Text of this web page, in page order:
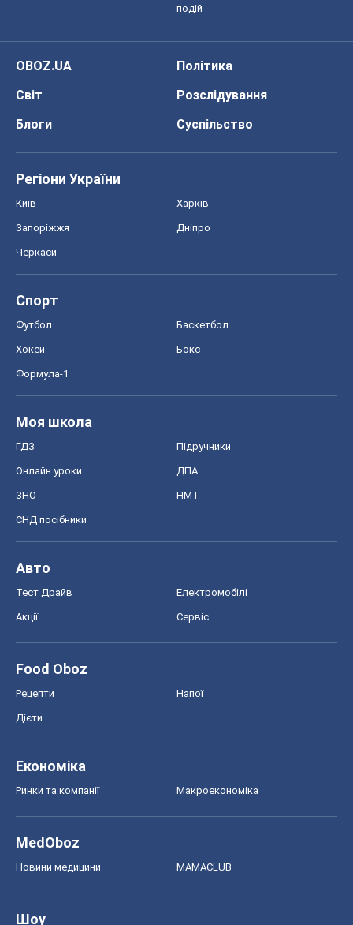
подій
OBOZ.UA
Політика
Світ
Розслідування
Блоги
Суспільство
Регіони України
Київ Харків
Запоріжжя Дніпро
Черкаси
Спорт
Футбол Баскетбол
Хокей Бокс
Формула-1
Моя школа
ГДЗ Підручники
Онлайн уроки ДПА
ЗНО НМТ
СНД посібники
Авто
Тест Драйв Електромобілі
Акції Сервіс
Food Oboz
Рецепти Напої
Дієти
Економіка
Ринки та компанії Макроекономіка
MedOboz
Новини медицини MAMACLUB
Шоу